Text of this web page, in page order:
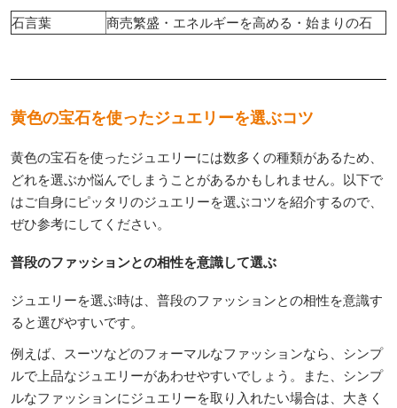
石言葉
商売繁盛・エネルギーを高める・始まりの石
黄色の宝石を使ったジュエリーを選ぶコツ
黄色の宝石を使ったジュエリーには数多くの種類があるため、
どれを選ぶか悩んでしまうことがあるかもしれません。以下で
はご自身にピッタリのジュエリーを選ぶコツを紹介するので、
ぜひ参考にしてください。
普段のファッションとの相性を意識して選ぶ
ジュエリーを選ぶ時は、普段のファッションとの相性を意識す
ると選びやすいです。
例えば、スーツなどのフォーマルなファッションなら、シンプ
ルで上品なジュエリーがあわせやすいでしょう。また、シンプ
ルなファッションにジュエリーを取り入れたい場合は、大きく